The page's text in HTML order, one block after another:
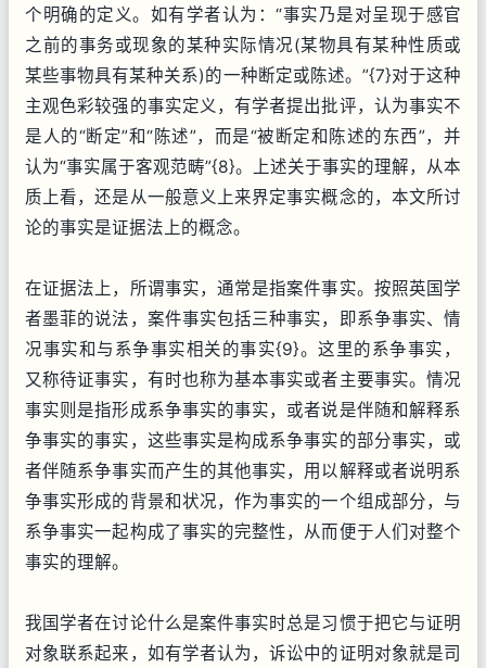
个明确的定义。如有学者认为：“事实乃是对呈现于感官
之前的事务或现象的某种实际情况(某物具有某种性质或
某些事物具有某种关系)的一种断定或陈述。”{7}对于这种
主观色彩较强的事实定义，有学者提出批评，认为事实不
是人的“断定”和“陈述”，而是“被断定和陈述的东西”，并
认为“事实属于客观范畴”{8}。上述关于事实的理解，从本
质上看，还是从一般意义上来界定事实概念的，本文所讨
论的事实是证据法上的概念。
在证据法上，所谓事实，通常是指案件事实。按照英国学
者墨菲的说法，案件事实包括三种事实，即系争事实、情
况事实和与系争事实相关的事实{9}。这里的系争事实，
又称待证事实，有时也称为基本事实或者主要事实。情况
事实则是指形成系争事实的事实，或者说是伴随和解释系
争事实的事实，这些事实是构成系争事实的部分事实，或
者伴随系争事实而产生的其他事实，用以解释或者说明系
争事实形成的背景和状况，作为事实的一个组成部分，与
系争事实一起构成了事实的完整性，从而便于人们对整个
事实的理解。
我国学者在讨论什么是案件事实时总是习惯于把它与证明
对象联系起来，如有学者认为，诉讼中的证明对象就是司